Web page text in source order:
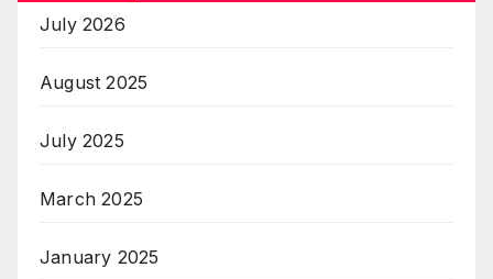
July 2026
August 2025
July 2025
March 2025
January 2025